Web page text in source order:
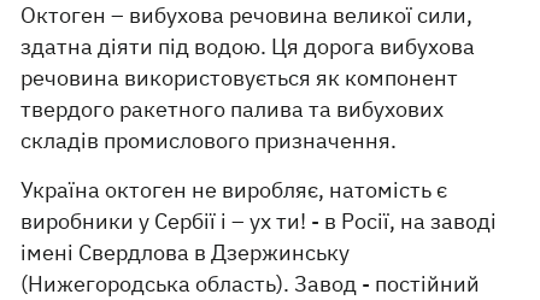
Октоген – вибухова речовина великої сили,
здатна діяти під водою. Ця дорога вибухова
речовина використовується як компонент
твердого ракетного палива та вибухових
складів промислового призначення.
Україна октоген не виробляє, натомість є
виробники у Сербії і – ух ти! - в Росії, на заводі
імені Свердлова в Дзержинську
(Нижегородська область). Завод - постійний